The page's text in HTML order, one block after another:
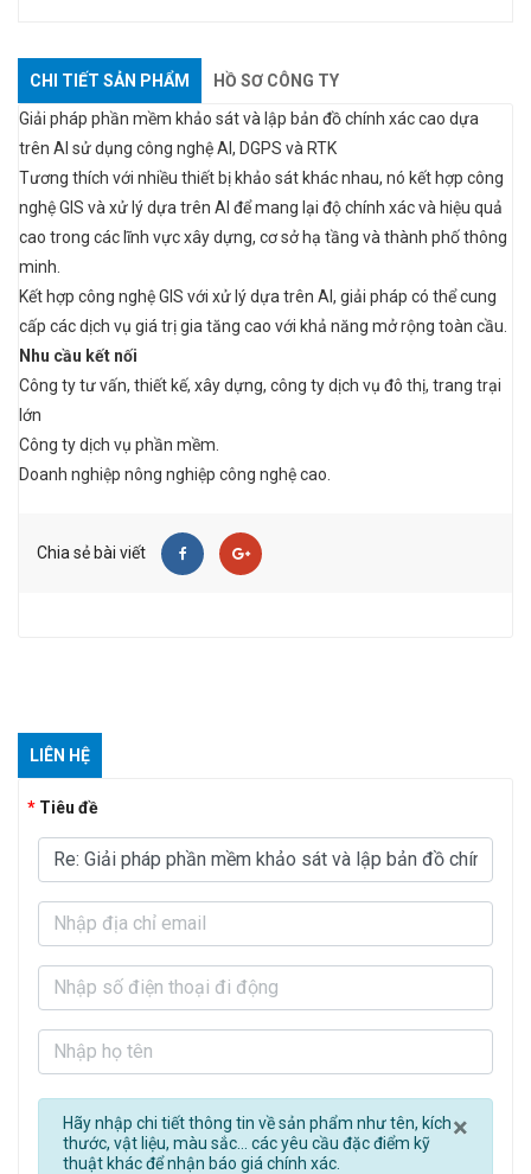
CHI TIẾT SẢN PHẨM
HỒ SƠ CÔNG TY
Giải pháp phần mềm khảo sát và lập bản đồ chính xác cao dựa
trên AI sử dụng công nghệ AI, DGPS và RTK
Tương thích với nhiều thiết bị khảo sát khác nhau, nó kết hợp công
nghệGIS và xử lý dựa trên AI đểmang l ại độchính xác và hiệu quả
cao trong các lĩnh vực xây dựng, cơsở hạ tầng và thành phố thông
minh.
Kết hợp công nghệGIS với xử lý dựa trên AI, giải pháp có thểcung
cấp các dịch vụ giá trịgia tăng cao với khả năng mởrộng toàn cầu.
Nhu cầu kết nối
Công ty tưvấn, thiết kế, xây dựng, công ty dịch vụ đô thị, trang trại
ớn
Công ty dịch vụ phần mềm.
Doanh nghiệp nông nghiệp công nghệcao.
Chia sẻ bài viết
LIÊN HỆ
Tiêu đề
×
Hãy nhập chi tiết thông tin về sản phẩm như tên, kích
thước, vật liệu, màu sắc... các yêu cầu đặc điểm kỹ
thuật khác để nhận báo giá chính xác.